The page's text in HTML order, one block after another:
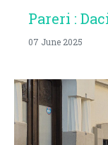
Pareri :
07 June 2025